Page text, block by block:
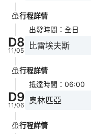
行程詳情
出發時間 ： 全日
D8
11/05 比雷埃夫斯
行程詳情
抵達時間 ： 06:00
D9
11/06 奧林匹亞
行程詳情